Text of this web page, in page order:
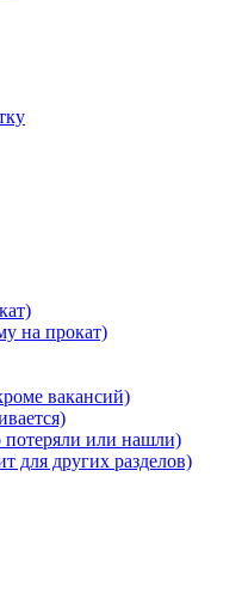
на прокат)
вакансий)
потеряли или нашли)
для других разделов)